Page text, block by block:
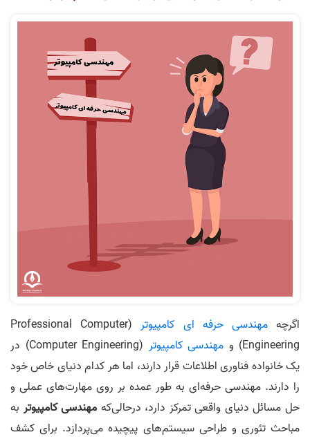
اگرچهمهندسی حرفه ای کامپیوتر
(Professional Computer
Engineering) و
مهندسی کامپیوتر
(Computer Engineering) در
یک خانواده فناوری اطلاعات قرار دارند، اما هر کدام دنیای خاص خود
را دارند. مهندسی حرفه‌ای به طور عمده بر روی مهارت‌های عملی و
حل مسائل دنیای واقعی تمرکز دارد، درحالی‌که مهندسی کامپیوتر به
مباحث تئوری و طراحی سیستم‌های پیچیده می‌پردازد. برای کشف